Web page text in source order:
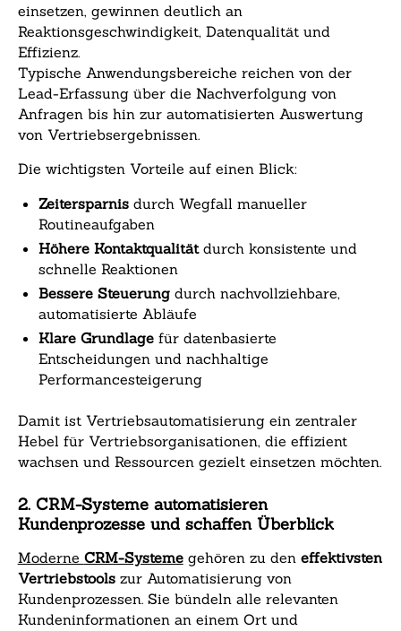
einsetzen, gewinnen deutlich an
Reaktionsgeschwindigkeit, Datenqualität und
Effizienz.
Typische Anwendungsbereiche reichen von der
Lead-Erfassung über die Nachverfolgung von
Anfragen bis hin zur automatisierten Auswertung
von Vertriebsergebnissen.
Die wichtigsten Vorteile auf einen Blick:
Zeitersparnisdurch Wegfall manueller
Routineaufgaben
Höhere Kontaktqualitätdurch konsistente und
schnelle Reaktionen
Bessere Steuerung durch nachvollziehbare,
automatisierte Abläufe
Klare Grundlage für datenbasierte
Entscheidungen und nachhaltige
Performancesteigerung
Damit ist Vertriebsautomatisierung ein zentraler
Hebel für Vertriebsorganisationen, die effizient
wachsen und Ressourcen gezielt einsetzen möchten.
2. CRM-Systeme automatisieren
Kundenprozesse und schaffen Überblick
Moderne CRM-Systemegehören zu den effektivsten
Vertriebstoolszur Automatisierung von
Kundenprozessen. Sie bündeln alle relevanten
Kundeninformationen an einem Ort und